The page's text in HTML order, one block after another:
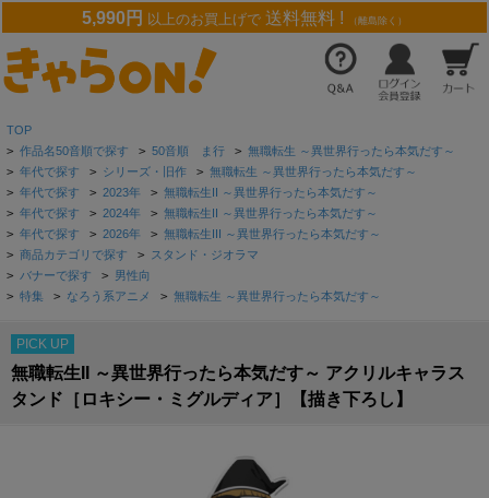
5,990円 以上のお買上げで 送料無料 ! （離島除く）
TOP
> 作品名50音順で探す > 50音順 ま行 > 無職転生 ～異世界行ったら本気だす～
> 年代で探す > シリーズ・旧作 > 無職転生 ～異世界行ったら本気だす～
> 年代で探す > 2023年 > 無職転生II ～異世界行ったら本気だす～
> 年代で探す > 2024年 > 無職転生II ～異世界行ったら本気だす～
> 年代で探す > 2026年 > 無職転生III ～異世界行ったら本気だす～
> 商品カテゴリで探す > スタンド・ジオラマ
> バナーで探す > 男性向
> 特集 > なろう系アニメ > 無職転生 ～異世界行ったら本気だす～
PICK UP
無職転生II ～異世界行ったら本気だす～ アクリルキャラス
タンド［ロキシー・ミグルディア］【描き下ろし】